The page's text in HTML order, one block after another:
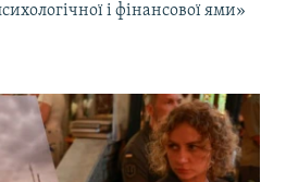
і фінансової ями»